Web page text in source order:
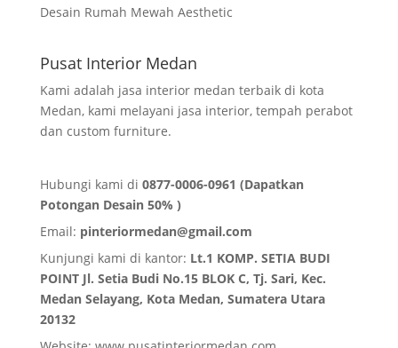
Desain Rumah Mewah Aesthetic
Pusat Interior Medan
Kami adalah jasa interior medan terbaik di kota
Medan, kami melayani jasa interior, tempah perabot
dan custom furniture.
Hubungi kami di 0877-0006-0961 (Dapatkan
Potongan Desain 50% )
Email: pinteriormedan@gmail.com
Kunjungi kami di kantor: Lt.1 KOMP. SETIA BUDI
POINT Jl. Setia Budi No.15 BLOK C, Tj. Sari, Kec.
Medan Selayang, Kota Medan, Sumatera Utara
20132